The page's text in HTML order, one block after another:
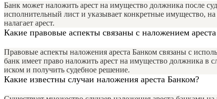
Банк может наложить арест на имущество должника после
исполнительный лист и указывает конкретные имущество,
налагает арест.
Какие правовые аспекты связаны с наложением
Правовые аспекты наложения ареста Банком связаны с
банк имеет право наложить арест на имущество должника в
иском и получить судебное решение.
Какие известны случаи наложения ареста Банком?